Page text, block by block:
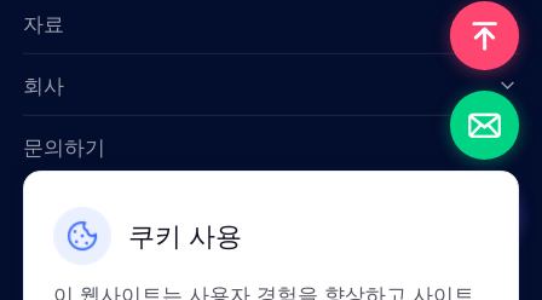
쿠키 사용
이 웹사이트는 사용자 경험을 향상하고 사이트
자료
회사
문의하기
한국인